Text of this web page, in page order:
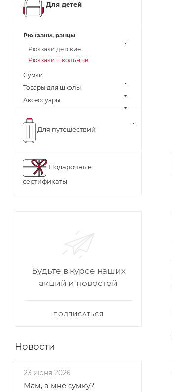
Для детей
Рюкзаки, ранцы
Рюкзаки детские
Рюкзаки школьные
Сумки
Товары для школы
Аксессуары
Для путешествий
Подарочные
сертификаты
Будьте в курсе наших
акций и новостей
ПОДПИСАТЬСЯ
Новости
23 июня 2026
Мам, а мне сумку?